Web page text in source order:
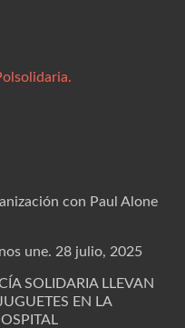
con Paul Alone
une. 28 julio, 2025
SOLIDARIA LLEVAN
EN LA